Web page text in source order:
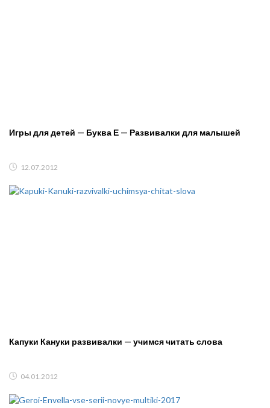
Игры для детей — Буква Е — Развивалки для малышей
12.07.2012
Капуки Кануки развивалки — учимся читать слова
04.01.2012